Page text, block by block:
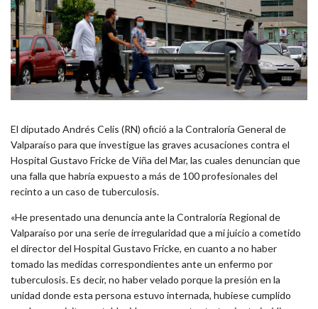
El diputado Andrés Celis (RN) ofició a la Contraloría General de
Valparaíso para que investigue las graves acusaciones contra el
Hospital Gustavo Fricke de Viña del Mar, las cuales denuncian que
una falla que habría expuesto a más de 100 profesionales del
recinto a un caso de tuberculosis.
«He presentado una denuncia ante la Contraloría Regional de
Valparaíso por una serie de irregularidad que a mi juicio a cometido
el director del Hospital Gustavo Fricke, en cuanto a no haber
tomado las medidas correspondientes ante un enfermo por
tuberculosis. Es decir, no haber velado porque la presión en la
unidad donde esta persona estuvo internada, hubiese cumplido